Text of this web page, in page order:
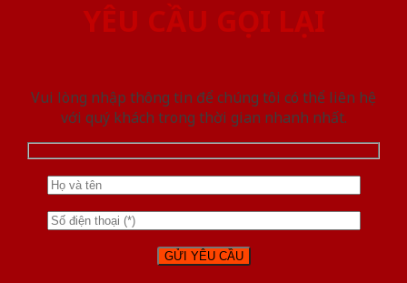
YÊU CẦU GỌI LẠI
Vui lòng nhập thông tin để chúng tôi có thể liên hệ
với quý khách trong thời gian nhanh nhất.